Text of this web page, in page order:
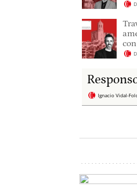
Ignacio Vidal-